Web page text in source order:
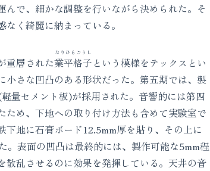
で、細かな調整を行いながら決められた。そ
く綺麗に納まっている。
重層された業平格子
なりひらごうし
という模様をテックスとい
小さな凹凸のある形状だった。第五期では、製
量セメント板)が採用された。音響的には第四
め、下地への取り付け方法も含めて実験室で
地に石膏ボード12.5mm厚を貼り、その上に
表面の凹凸は最終的には、製作可能な5mm程
乱させるのに効果を発揮している。天井の音